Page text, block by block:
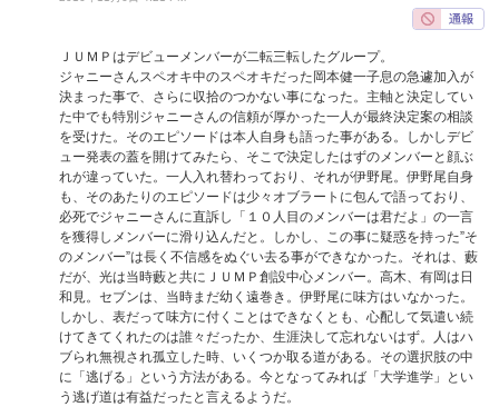
ＪＵＭＰはデビューメンバーが二転三転したグループ。
ジャニーさんスペオキ中のスペオキだった岡本健一子息の急遽加入が
決まった事で、さらに収拾のつかない事になった。主軸と決定してい
た中でも特別ジャニーさんの信頼が厚かった一人が最終決定案の相談
を受けた。そのエピソードは本人自身も語った事がある。しかしデビ
ュー発表の蓋を開けてみたら、そこで決定したはずのメンバーと顔ぶ
れが違っていた。一人入れ替わっており、それが伊野尾。伊野尾自身
も、そのあたりのエピソードは少々オブラートに包んで語っており、
必死でジャニーさんに直訴し「１０人目のメンバーは君だよ」の一言
を獲得しメンバーに滑り込んだと。しかし、この事に疑惑を持った”そ
のメンバー”は長く不信感をぬぐい去る事ができなかった。それは、藪
だが、光は当時藪と共にＪＵＭＰ創設中心メンバー。高木、有岡は日
和見。セブンは、当時まだ幼く遠巻き。伊野尾に味方はいなかった。
しかし、表だって味方に付くことはできなくとも、心配して気遣い続
けてきてくれたのは誰々だったか、生涯決して忘れないはず。人はハ
ブられ無視され孤立した時、いくつか取る道がある。その選択肢の中
に「逃げる」という方法がある。今となってみれば「大学進学」とい
う逃げ道は有益だったと言えるようだ。